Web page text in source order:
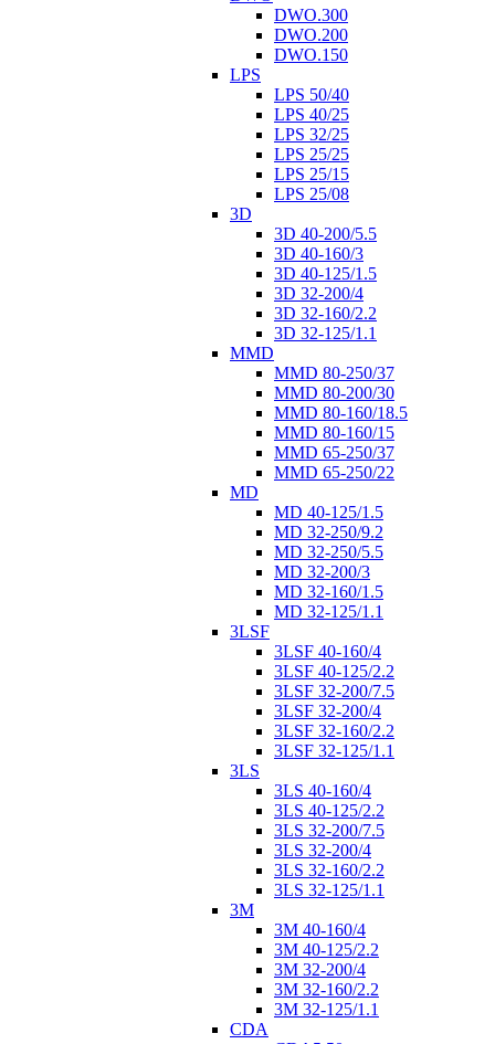
DWO.300
DWO.200
DWO.150
LPS
LPS 50/40
LPS 40/25
LPS 32/25
LPS 25/25
LPS 25/15
LPS 25/08
3D
3D 40-200/5.5
3D 40-160/3
3D 40-125/1.5
3D 32-200/4
3D 32-160/2.2
3D 32-125/1.1
MMD
MMD 80-250/37
MMD 80-200/30
MMD 80-160/18.5
MMD 80-160/15
MMD 65-250/37
MMD 65-250/22
MD
MD 40-125/1.5
MD 32-250/9.2
MD 32-250/5.5
MD 32-200/3
MD 32-160/1.5
MD 32-125/1.1
3LSF
3LSF 40-160/4
3LSF 40-125/2.2
3LSF 32-200/7.5
3LSF 32-200/4
3LSF 32-160/2.2
3LSF 32-125/1.1
3LS
3LS 40-160/4
3LS 40-125/2.2
3LS 32-200/7.5
3LS 32-200/4
3LS 32-160/2.2
3LS 32-125/1.1
3M
3M 40-160/4
3M 40-125/2.2
3M 32-200/4
3M 32-160/2.2
3M 32-125/1.1
CDA